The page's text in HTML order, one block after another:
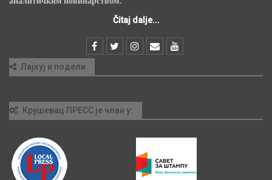
Čitaj dalje...
Лајкуј и подели
Крушевац ПРЕСС је члан у: